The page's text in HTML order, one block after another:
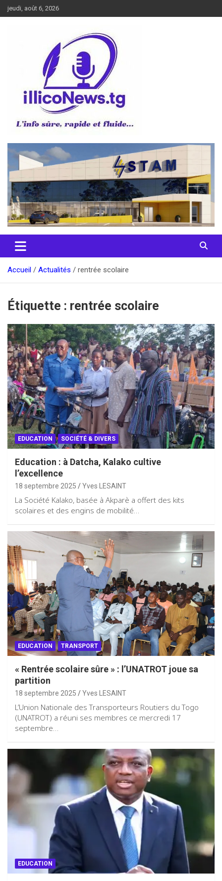
Aller
au
jeudi, août 6, 2026
illiconews
Accueil Actualités rentrée scolaire
Étiquette : rentrée scolaire
EDUCATION SOCIÉTÉ & DIVERS
Education : à Datcha, Kalako cultive
l’excellence
18 septembre 2025 Yves LESAINT
La Société Kalako, basée à Akparè a offert des kits
scolaires et des engins de mobilité…
EDUCATION TRANSPORT
« Rentrée scolaire sûre » : l’UNATROT joue sa
partition
18 septembre 2025 Yves LESAINT
L’Union Nationale des Transporteurs Routiers du Togo
(UNATROT) a réuni ses membres ce mercredi 17
septembre…
EDUCATION